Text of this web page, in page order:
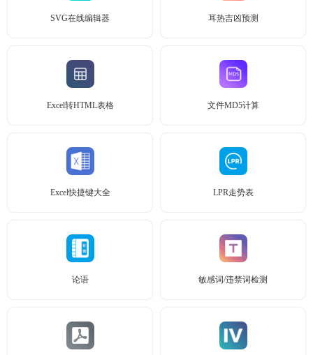
SVG在线编辑器 耳热吉凶预测
Excel转HTML表格 文件MD5计算
Excel快捷键大全 LPR走势表
论语 敏感词/违禁词检测